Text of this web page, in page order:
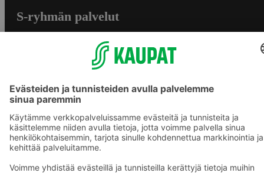
S-ryhmän palvelut
S-ostoslista -sovellus
Prisma.fi
Sokos.fi
S-Pankki
Yhteishyvä
Sokos Hotels
Raflaamo